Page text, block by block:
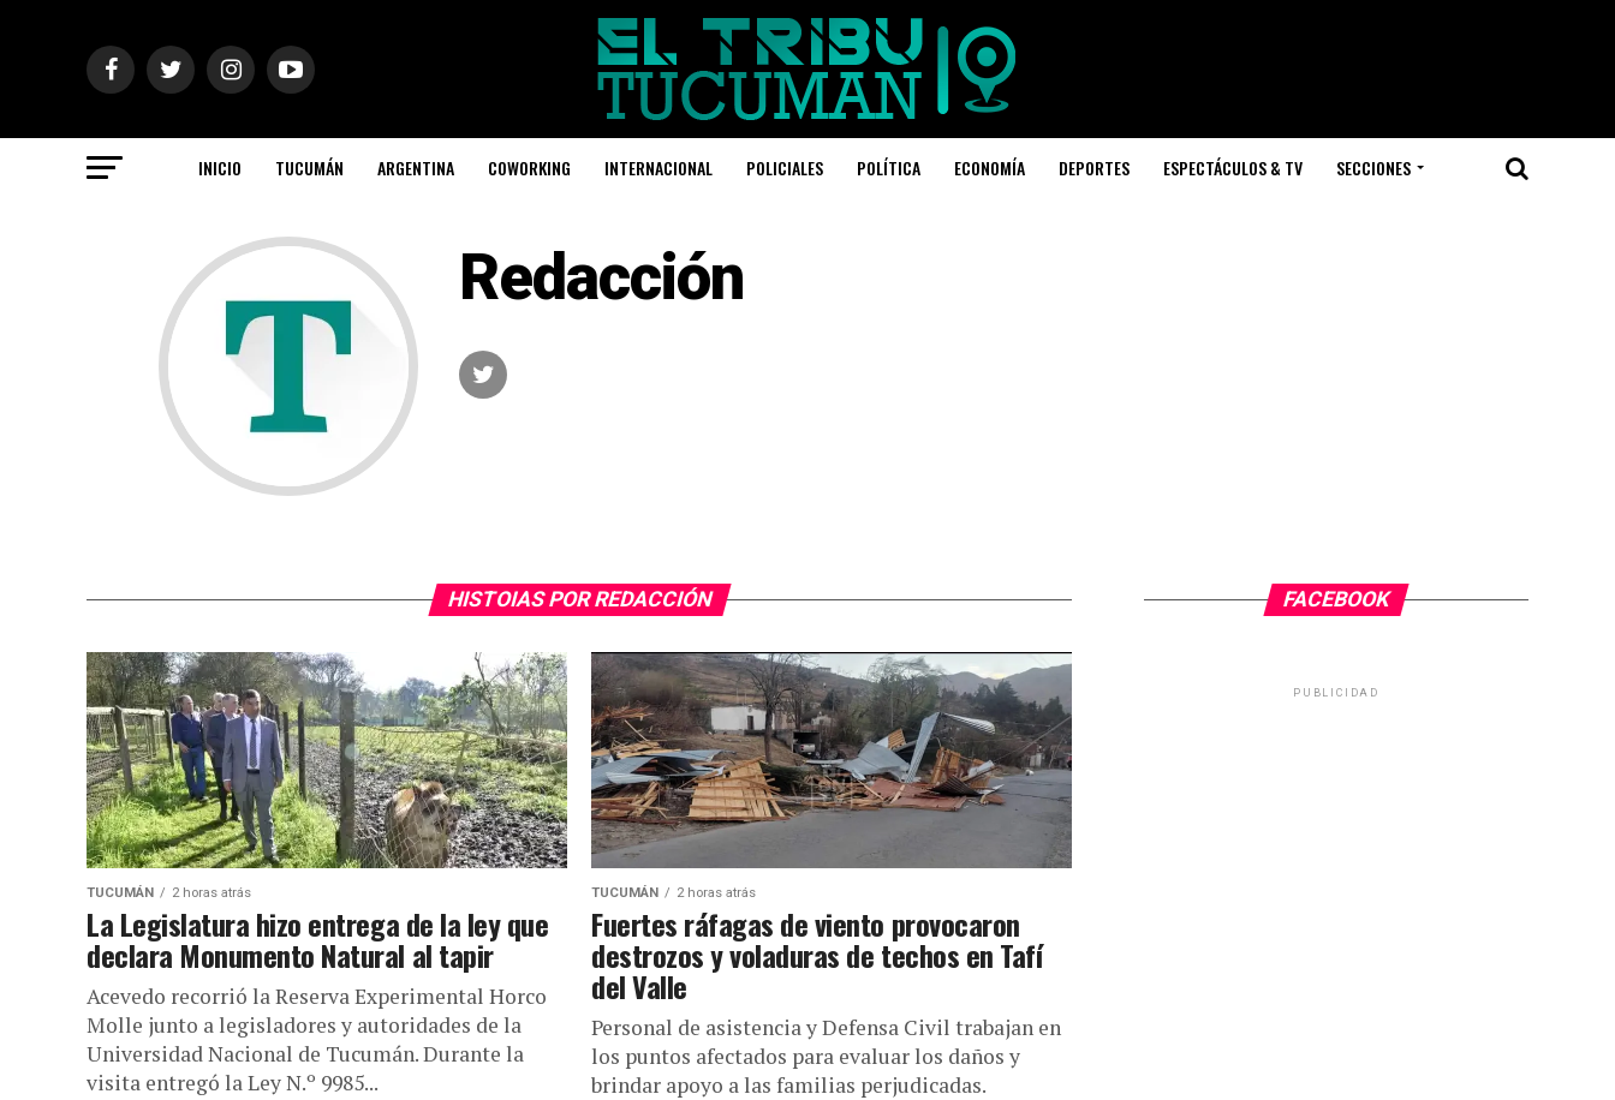
INICIO TUCUMÁN ARGENTINA COWORKING INTERNACIONAL POLICIALES POLÍTICA ECONOMÍA DEPORTES ESPECTÁCULOS & TV SECCIONES
Redacción
HISTOIAS POR REDACCIÓN
TUCUMÁN 2 horas atrás
La Legislatura hizo entrega de la ley que
declara Monumento Natural al tapir
Acevedo recorrió la Reserva Experimental Horco
Molle junto a legisladores y autoridades de la
Universidad Nacional de Tucumán. Durante la
visita entregó la Ley N.º 9985...
TUCUMÁN 2 horas atrás
Fuertes ráfagas de viento provocaron
destrozos y voladuras de techos en Tafí
del Valle
Personal de asistencia y Defensa Civil trabajan en
los puntos afectados para evaluar los daños y
brindar apoyo a las familias perjudicadas.
FACEBOOK
PUBLICIDAD